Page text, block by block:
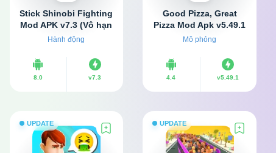
Stick Shinobi Fighting
Mod APK v7.3 (Vô hạn
tiền, đá quý)
Hành động
8.0 v7.3
Good Pizza, Great
Pizza Mod Apk v5.49.1
(Vô hạn tiền)
Mô phỏng
4.4 v5.49.1
UPDATE UPDATE